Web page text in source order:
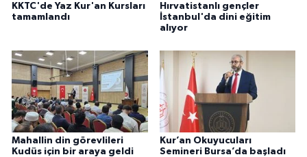
KKTC'de Yaz Kur'an Kursları
tamamlandı
Hırvatistanlı gençler
İstanbul'da dini eğitim
alıyor
Mahallin din görevlileri
Kudüs için bir araya geldi
Kur’an Okuyucuları
Semineri Bursa’da başladı
Niğde Müftülüğü
Ordu Müftülüğü
Osmaniye Müftülüğü